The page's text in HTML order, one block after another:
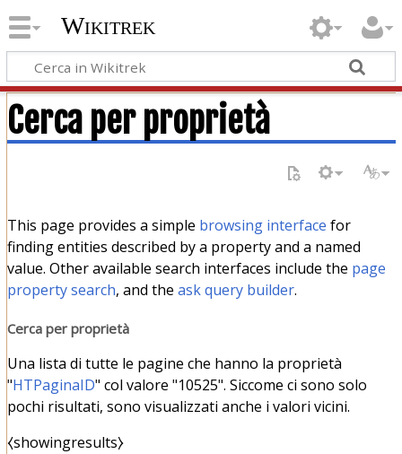
Wikitrek
Cerca per proprietà
This page provides a simple browsing interface for
finding entities described by a property and a named
value. Other available search interfaces include the page
property search, and the ask query builder.
Cerca per proprietà
Una lista di tutte le pagine che hanno la proprietà
"HTPaginaID" col valore "10525". Siccome ci sono solo
pochi risultati, sono visualizzati anche i valori vicini.
⧼showingresults⧽